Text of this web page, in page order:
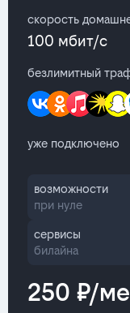
скорость
100 мбит/с
безлимитный
уже подключено
возможности
при нуле
сервисы
билайна
250 ₽/